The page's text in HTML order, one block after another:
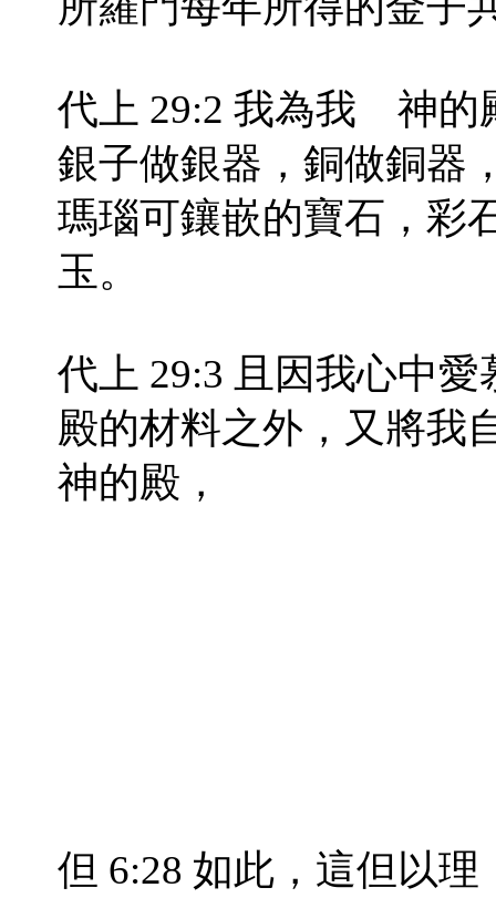
代上 29:2 我為我 神的
銀子做銀器，銅做銅器
瑪瑙可鑲嵌的寶石，彩
玉。
代上 29:3 且因我心中
殿的材料之外，又將
神的殿，
但 6:28 如此，這但以